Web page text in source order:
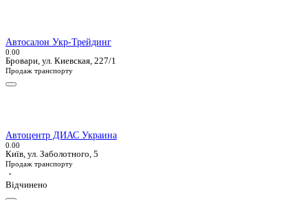
Автосалон Укр-Трейдинг
0.00
Бровари, ул. Киевская, 227/1
Продаж транспорту
Автоцентр ДИАС Украина
0.00
Київ, ул. Заболотного, 5
Продаж транспорту
·
Відчинено